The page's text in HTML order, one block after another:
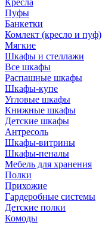
Кресла
Пуфы
Банкетки
Комлект (кресло и пуф)
Мягкие
Шкафы и стеллажи
Все шкафы
Распашные шкафы
Шкафы-купе
Угловые шкафы
Книжные шкафы
Детские шкафы
Антресоль
Шкафы-витрины
Шкафы-пеналы
Мебель для хранения
Полки
Прихожие
Гардеробные системы
Детские полки
Комоды